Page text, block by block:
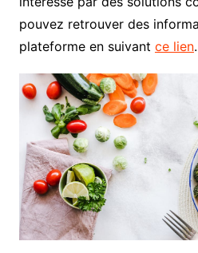
pouvez retrouver des
plateforme en suivant ce lien.